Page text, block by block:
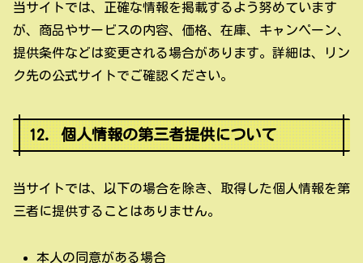
当サイトでは、正確な情報を掲載するよう努めています
が、商品やサービスの内容、価格、在庫、キャンペーン、
提供条件などは変更される場合があります。詳細は、リン
ク先の公式サイトでご確認ください。
12. 個人情報の第三者提供について
当サイトでは、以下の場合を除き、取得した個人情報を第
三者に提供することはありません。
本人の同意がある場合